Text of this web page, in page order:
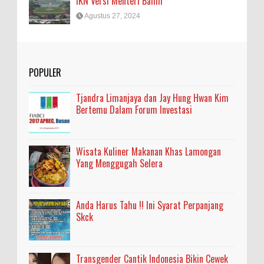
Agustus 27, 2024
POPULER
Tjandra Limanjaya dan Jay Hung Hwan Kim
Bertemu Dalam Forum Investasi
Wisata Kuliner Makanan Khas Lamongan
Yang Menggugah Selera
Anda Harus Tahu !! Ini Syarat Perpanjang
Skck
Transgender Cantik Indonesia Bikin Cewek